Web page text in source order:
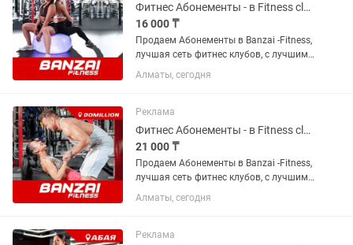
Фитнес Абонементы - в Fitness club Banzai (на Кунаева). Продаем срочно!
16 000 ₸
Продаем Абонементы в Banzai -Fitness,
лучшая сеть фитнес клубов, с лучшими
в городе инструкторами и самыми
адекватными ценами в городе.
Все подробности по телефону,...
Алматы, сегодня
Реклама
Фитнес Абонементы - в Fitness club Banzai (в Domillion). Продаем срочно!
21 000 ₸
Продаем Абонементы в Banzai -Fitness,
лучшая сеть фитнес клубов, с лучшими
в городе инструкторами и самыми
адекватными ценами в городе.
Все подробности по телефону,...
Алматы, сегодня
Реклама